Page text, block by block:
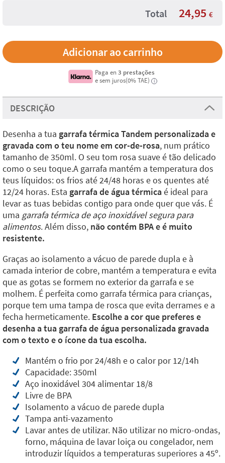
Total 24,95 €
Paga en3 prestações
e sem juros(0% TAE)
i
DESCRIÇÃO
Desenha a tua garrafa térmica Tandem personalizada e
gravada com o teu nome em cor-de-rosa, num prático
tamanho de 350ml. O seu tom rosa suave é tão delicado
como o seu toque.A garrafa mantém a temperatura dos
teus líquidos: os frios até 24/48 horas e os quentes até
12/24 horas. Esta garrafa de água térmicaé ideal para
levar as tuas bebidas contigo para onde quer que vás. É
uma garrafa térmica de aço inoxidável segura para
alimentos. Além disso, não contém BPA e é muito
resistente.
Graças ao isolamento a vácuo de parede dupla e à
camada interior de cobre, mantém a temperatura e evita
que as gotas se formem no exterior da garrafa e se
molhem. É perfeita como garrafa térmica para crianças,
porque tem uma tampa de rosca que evita derrames e a
fecha hermeticamente. Escolhe a cor que preferes e
desenha a tua garrafa de água personalizada gravada
com o texto e o ícone da tua escolha.
Mantém o frio por 24/48h e o calor por 12/14h
Capacidade: 350ml
Aço inoxidável 304 alimentar 18/8
Livre de BPA
Isolamento a vácuo de parede dupla
Tampa anti-vazamento
Lavar antes de utilizar. Não utilizar no micro-ondas,
forno, máquina de lavar loiça ou congelador, nem
introduzir líquidos a temperaturas superiores a 45º.